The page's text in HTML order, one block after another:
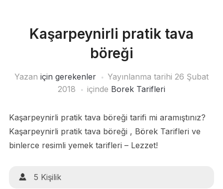
Kaşarpeynirli pratik tava
böreği
Yazan için gerekenler Yayınlanma tarihi 26 Şubat
2018
içinde Borek Tarifleri
Kaşarpeynirli pratik tava böreği tarifi mi aramıştınız?
Kaşarpeynirli pratik tava böreği , Börek Tarifleri ve
binlerce resimli yemek tarifleri – Lezzet!
5 Kişilik